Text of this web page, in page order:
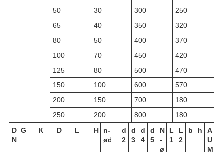
50
30 300
250
65
40 350
320
80
50 400
370
100
70 450
420
125
80 500
470
150
100 600
570
200
150 700
180
250
200 800
180
D
N
G К D L H
n-
ød
d
2
d
3
d
4
d
5
N
-
ø
L
1
L
2
b h
A
U
M